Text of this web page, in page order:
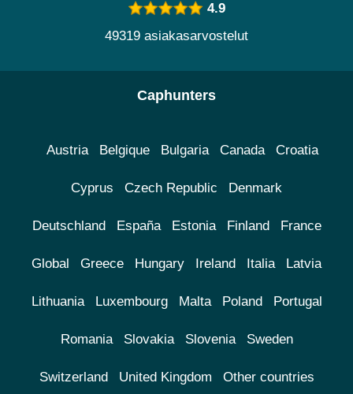
4.9
49319 asiakasarvostelut
Caphunters
Austria Belgique Bulgaria Canada Croatia
Cyprus Czech Republic Denmark
Deutschland España Estonia Finland France
Global Greece Hungary Ireland Italia Latvia
Lithuania Luxembourg Malta Poland Portugal
Romania Slovakia Slovenia Sweden
Switzerland United Kingdom Other countries